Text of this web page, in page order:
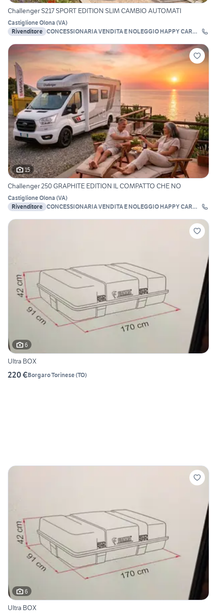
Challenger S217 SPORT EDITION SLIM CAMBIO AUTOMATI
Castiglione Olona (VA)
Rivenditore CONCESSIONARIA VENDITA E NOLEGGIO HAPPY CAR
15
Challenger 250 GRAPHITE EDITION IL COMPATTO CHE NO
Castiglione Olona (VA)
Rivenditore CONCESSIONARIA VENDITA E NOLEGGIO HAPPY CAR
6
Ultra BOX
220 €Borgaro Torinese(TO)
6
Ultra BOX